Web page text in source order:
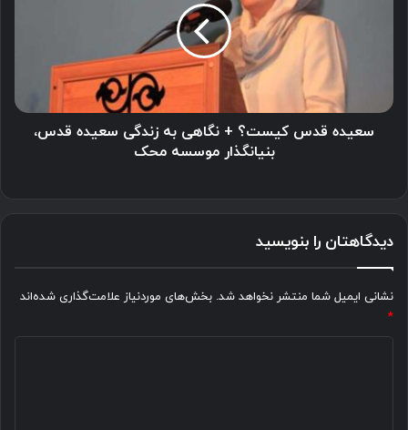
قدس،
بنیانگذار
سعیده قدس کیست؟ + نگاهی به زندگی سعیده قدس،
بنیانگذار موسسه محک
دیدگاهتان را بنویسید
نشانی ایمیل شما منتشر نخواهد شد. بخش‌های موردنیاز علامت‌گذاری شده‌اند
*